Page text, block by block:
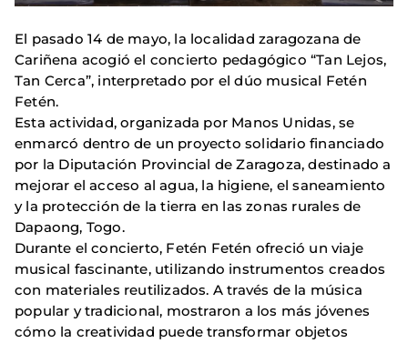
El pasado 14 de mayo, la localidad zaragozana de
Cariñena acogió el concierto pedagógico “Tan Lejos,
Tan Cerca”, interpretado por el dúo musical Fetén
Fetén.
Esta actividad, organizada por Manos Unidas, se
enmarcó dentro de un proyecto solidario financiado
por la Diputación Provincial de Zaragoza, destinado a
mejorar el acceso al agua, la higiene, el saneamiento
y la protección de la tierra en las zonas rurales de
Dapaong, Togo.
Durante el concierto, Fetén Fetén ofreció un viaje
musical fascinante, utilizando instrumentos creados
con materiales reutilizados. A través de la música
popular y tradicional, mostraron a los más jóvenes
cómo la creatividad puede transformar objetos